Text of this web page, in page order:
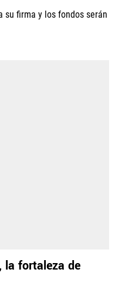
su firma y los fondos serán
la fortaleza de